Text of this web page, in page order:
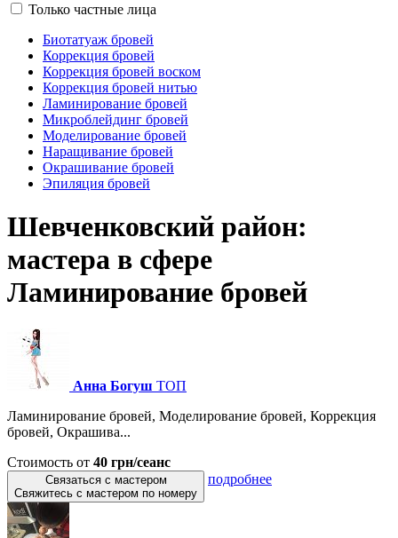
Только частные лица
Биотатуаж бровей
Коррекция бровей
Коррекция бровей воском
Коррекция бровей нитью
Ламинирование бровей
Микроблейдинг бровей
Моделирование бровей
Наращивание бровей
Окрашивание бровей
Эпиляция бровей
Шевченковский район:
мастера в сфере
Ламинирование бровей
Анна Богуш ТОП
Ламинирование бровей, Моделирование бровей, Коррекция
бровей, Окрашива...
Стоимость от 40 грн/сеанс
Связаться с мастером
Свяжитесь с мастером по номеру
подробнее